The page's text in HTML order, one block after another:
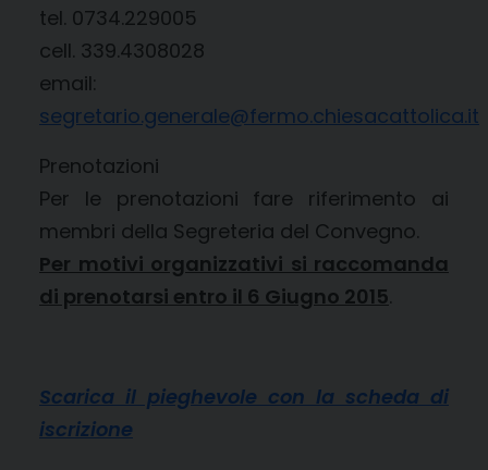
tel. 0734.229005
cell. 339.4308028
email:
segretario.generale@fermo.chiesacattolica.it
Prenotazioni
Per le prenotazioni fare riferimento ai
membri della Segreteria del Convegno.
Per motivi organizzativi si raccomanda
di prenotarsi entro il 6 Giugno 2015.
Scarica il pieghevole con la scheda di
iscrizione